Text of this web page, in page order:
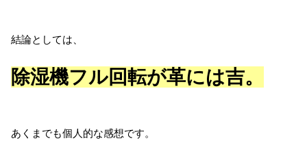
結論としては、
除湿機フル回転が革には吉。
あくまでも個人的な感想です。